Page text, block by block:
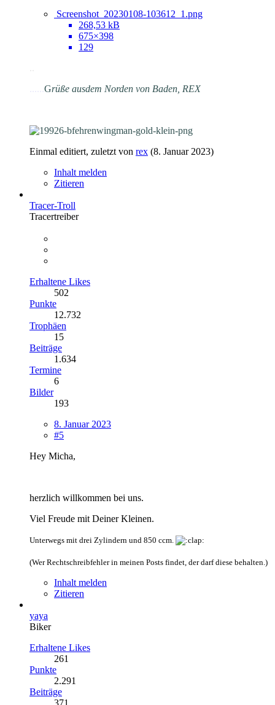
Screenshot_20230108-103612_1.png
268,53 kB
675×398
129
Grüße ausdem Norden von Baden, REX
Einmal editiert, zuletzt von rex (8. Januar 2023)
Inhalt melden
Zitieren
Tracer-Troll
Tracertreiber
Erhaltene Likes
502
Punkte
12.732
Trophäen
15
Beiträge
1.634
Termine
6
Bilder
193
8. Januar 2023
#5
Hey Micha,
herzlich willkommen bei uns.
Viel Freude mit Deiner Kleinen.
Unterwegs mit drei Zylindern und 850 ccm.
(Wer Rechtschreibfehler in meinen Posts findet, der darf diese behalten.)
Inhalt melden
Zitieren
yaya
Biker
Erhaltene Likes
261
Punkte
2.291
Beiträge